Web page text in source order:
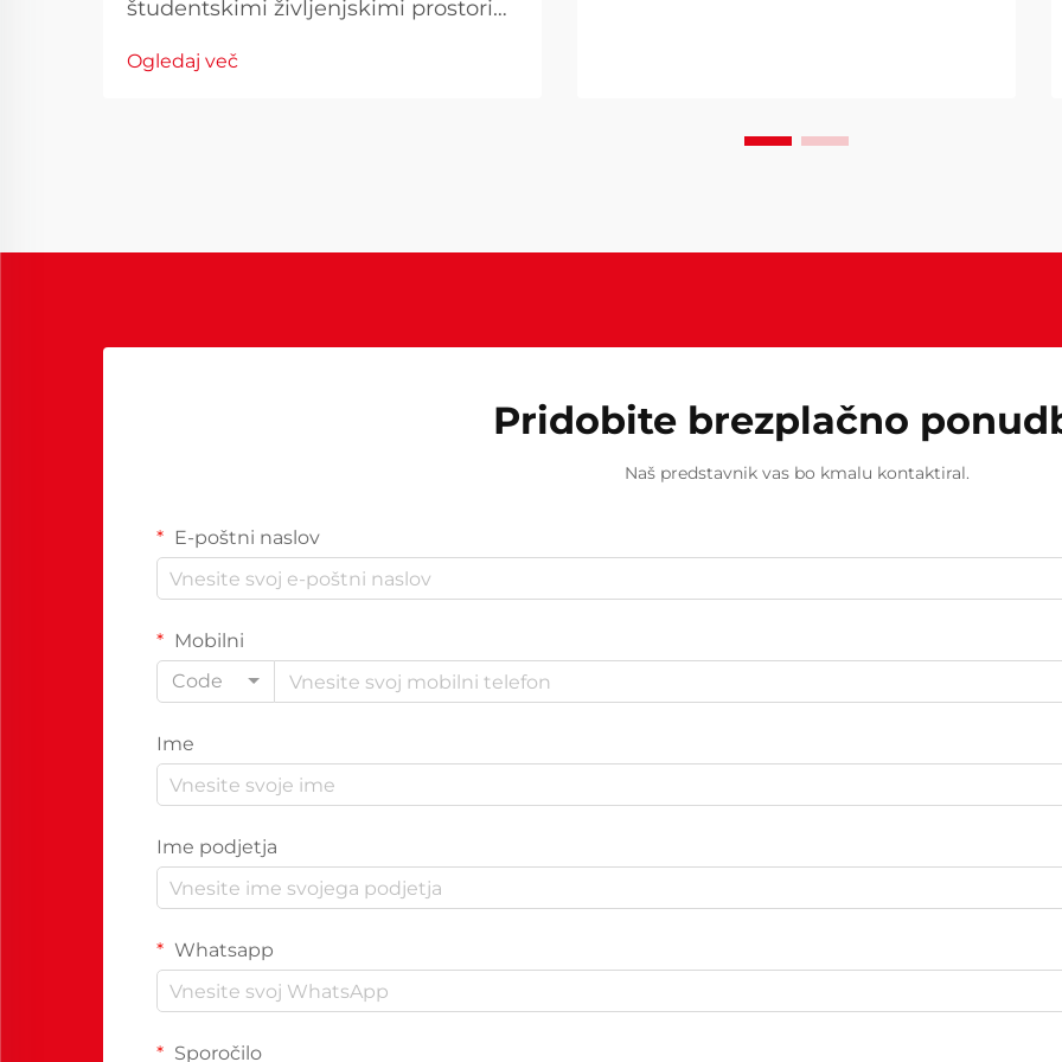
študentskimi življenjskimi prostori
študentskih sobah služi več
Ogledaj več
Pridobite brezplačno
Naš predstavnik vas bo kmalu kontaktiral.
E-poštni naslov
Mobilni
Code
Ime
Ime podjetja
Whatsapp
Sporočilo